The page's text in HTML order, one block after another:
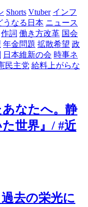
Shorts Vtuber インフ
うなる日本 ニュース
作詞 働き方改革 国会
年金問題 拡散希望 政
日本維新の会 時事ネ
民主党 給料上がらな
なたへ。静
世界』/ #近
去の栄光に